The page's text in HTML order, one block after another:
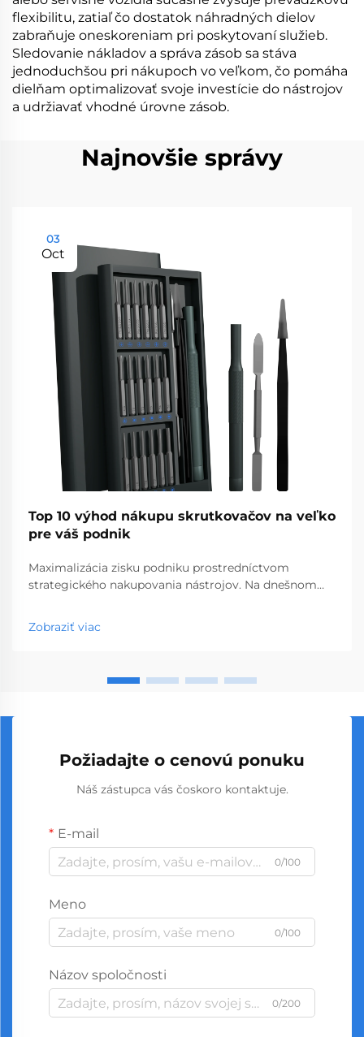
flexibilitu, zatiaľ čo dostatok náhradných dielov
zabraňuje oneskoreniam pri poskytovaní služieb.
Sledovanie nákladov a správa zásob sa stáva
jednoduchšou pri nákupoch vo veľkom, čo pomáha
dielňam optimalizovať svoje investície do nástrojov
a udržiavať vhodné úrovne zásob.
Najnovšie správy
03
Oct
Top 10 výhod nákupu skrutkovačov na veľko
pre váš podnik
Maximalizácia zisku podniku prostredníctvom
strategického nakupovania nástrojov. Na dnešnom
materiálmi môžu múdre rozhodnutia týkajúce sa
nákupu výrazne ovplyvniť vašu ziskovosť. Nákup
Zobraziť viac
Požiadajte o cenovú ponuku
Náš zástupca vás čoskoro kontaktuje.
E-mail
0/100
Meno
0/100
Názov spoločnosti
0/200